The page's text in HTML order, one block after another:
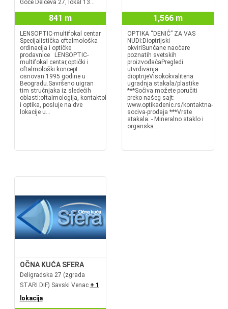
Goce Delčeva 27, lokal 13...
841 m
LENSOPTIC-multifokal centar
Specijalistička oftalmološka
ordinacija i optičke
prodavnice LENSOPTIC-
multifokal centar,optički i
oftalmološki koncept
osnovan 1995 godine u
Beogradu.Savršeno uigran
tim stručnjaka iz sledećih
oblasti:oftalmologija, kontaktologija
i optika, posluje na dve
lokacije u...
1,566 m
OPTIKA “DENIĆ” ZA VAS
NUDI:Dioptrijski
okviriSunčane naočare
poznatih svetskih
proizvođačaPregledi
utvrđivanja
dioptrijeVisokokvalitena
ugradnja stakala/plastike
***Sočiva možete poručiti
preko našeg sajt:
www.optikadenic.rs/kontaktna-
sociva-prodaja ***Vrste
stakala: - Mineralno staklo i
organska...
OČNA KUĆA SFERA
Deligradska 27 (zgrada
STARI DIF) Savski Venac + 1
lokacija